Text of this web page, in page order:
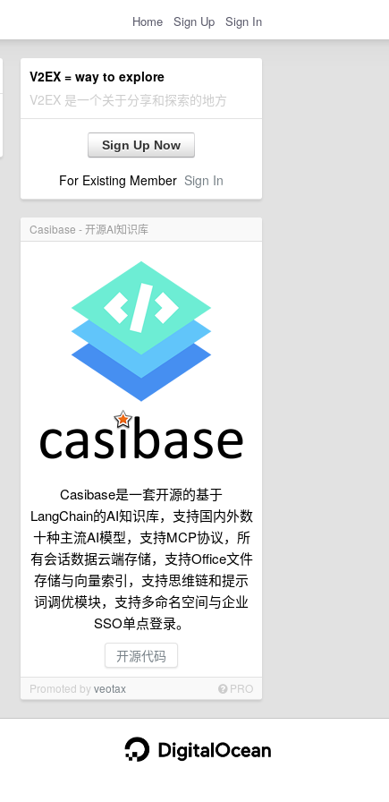
Home Sign Up Sign In
V2EX = way to explore
V2EX 是一个关于分享和探索的地方
Sign Up Now
For Existing Member Sign In
Casibase - 开源AI知识库
Casibase是一套开源的基于
LangChain的AI知识库，支持国内外数
十种主流AI模型，支持MCP协议，所
有会话数据云端存储，支持Office文件
存储与向量索引，支持思维链和提示
词调优模块，支持多命名空间与企业
SSO单点登录。
开源代码
Promoted byveotax PRO